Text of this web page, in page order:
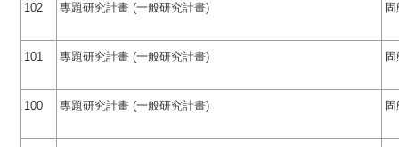
102 專題研究計畫 (一般研究計畫)
101 專題研究計畫 (一般研究計畫)
100 專題研究計畫 (一般研究計畫)